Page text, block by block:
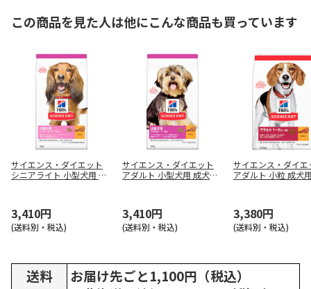
この商品を見た人は他にこんな商品も買っています
サイエンス・ダイエット
シニアライト 小型犬用 肥
3,410円
(送料別・税込)
サイエンス・ダイエット
アダルト 小型犬用 成犬用
3,410円
(送料別・税込)
サイエンス・ダイエ
アダルト 小粒 成犬
3,380円
(送料別・税込)
送料
お届け先ごと1,100円（税込）